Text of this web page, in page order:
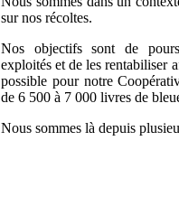
sur nos récoltes.
Nos objectifs sont de
exploités et de les rentabiliser
possible pour notre
de 6 500 à 7 000 livres de
Nous sommes là depuis